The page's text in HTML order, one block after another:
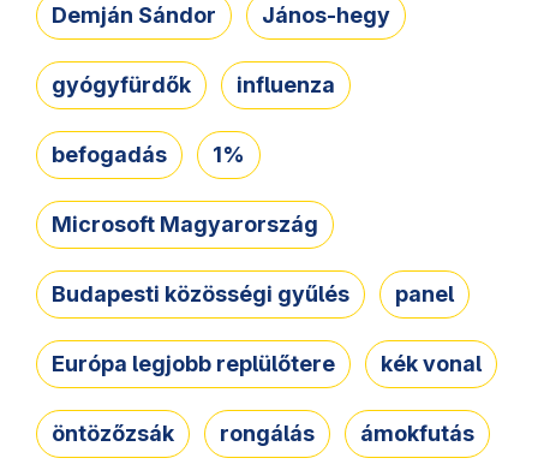
Demján Sándor János-hegy
gyógyfürdők influenza
befogadás 1%
Microsoft Magyarország
Budapesti közösségi gyűlés panel
Európa legjobb replülőtere kék vonal
öntözőzsák rongálás ámokfutás